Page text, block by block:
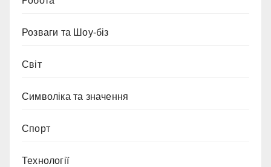
Розваги та Шоу-біз
Світ
Символіка та значення
Спорт
Технології